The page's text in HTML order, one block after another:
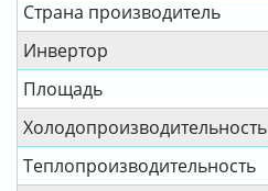
Страна производитель
Инвертор
Площадь
Холодопроизводительность
Теплопроизводительность